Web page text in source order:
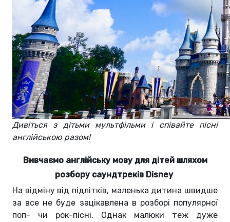
Дивіться з дітьми мультфільми і співайте пісні
англійською разом!
Вивчаємо англійську мову для дітей шляхом
розбору саундтреків Disney
На відміну від підлітків, маленька дитина швидше
за все не буде зацікавлена в розборі популярної
поп- чи рок-пісні. Однак малюки теж дуже